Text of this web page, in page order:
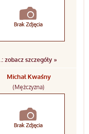
.: zobacz szczegóły »
Michał Kwaśny
(Mężczyzna)